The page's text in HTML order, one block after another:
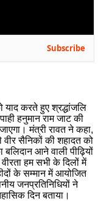
Subscribe
याद करते हुए श्रद्धांजलि
हनुमान राम जाट की
मंत्री रावत ने कहा,
वीर सैनिकों की शहादत को
आने वाली पीढ़ियों
हम सभी के दिलों में
के सम्मान में आयोजित
जनप्रतिनिधियों ने
दिन बताया।